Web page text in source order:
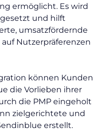
ermöglicht. Es wird
und hilft
umsatzfördernde
Nutzerpräferenzen
können Kunden
die Vorlieben ihrer
die PMP eingeholt
zielgerichtete und
erstellt.